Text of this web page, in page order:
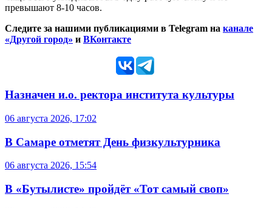
превышают 8-10 часов.
Следите за нашими публикациями в Telegram на канале
«Другой город» и ВКонтакте
Назначен и.о. ректора института культуры
06 августа 2026, 17:02
В Самаре отметят День физкультурника
06 августа 2026, 15:54
В «Бутылисте» пройдёт «Тот самый своп»